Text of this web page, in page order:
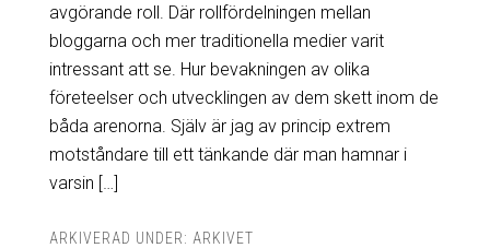
avgörande roll. Där rollfördelningen mellan
bloggarna och mer traditionella medier varit
intressant att se. Hur bevakningen av olika
företeelser och utvecklingen av dem skett inom de
båda arenorna. Själv är jag av princip extrem
motståndare till ett tänkande där man hamnar i
varsin […]
ARKIVERAD UNDER: ARKIVET